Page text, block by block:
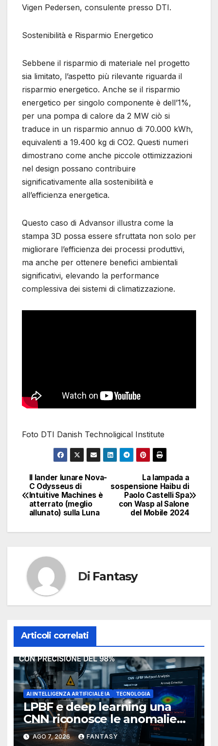
Vigen Pedersen, consulente presso DTI.
Sostenibilità e Risparmio Energetico
Sebbene il risparmio di materiale nel progetto
sia limitato, l’aspetto più rilevante riguarda il
risparmio energetico. Anche se il risparmio
energetico per singolo componente è dell’1%,
per una pompa di calore da 2 MW ciò si
traduce in un risparmio annuo di 70.000 kWh,
equivalenti a 19.400 kg di CO2. Questi numeri
dimostrano come anche piccole ottimizzazioni
nel design possano contribuire
significativamente alla sostenibilità e
all’efficienza energetica.
Questo caso di Advansor illustra come la
stampa 3D possa essere sfruttata non solo per
migliorare l’efficienza dei processi produttivi,
ma anche per ottenere benefici ambientali
significativi, elevando la performance
complessiva dei sistemi di climatizzazione.
Foto DTI Danish Technoligical Institute
Navigazione
articoli
La lampada a
sospensione Haibu di
Paolo Castelli Spa
con Wasp al Salone
del Mobile 2024
Il lander lunare Nova-
C Odysseus di
Intuitive Machines è
atterrato (meglio
allunato) sulla Luna
Di Fantasy
Articoli correlati
AI INTELLIGENZA ARTIFICIALE IA TECNOLOGIA
LPBF e deep learning una
CNN riconosce le anomalie
del bagno di fusione
AGO 7, 2026 FANTASY